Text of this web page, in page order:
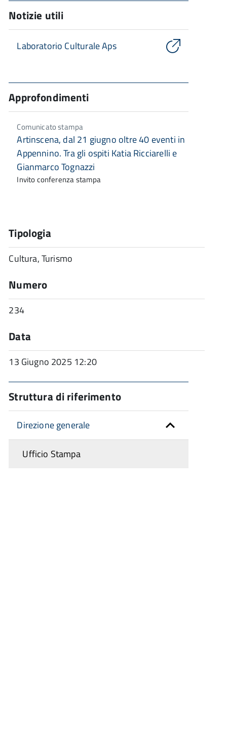
Notizie utili
Laboratorio Culturale Aps
Approfondimenti
Comunicato stampa
Artinscena, dal 21 giugno oltre 40 eventi in
Appennino. Tra gli ospiti Katia Ricciarelli e
Gianmarco Tognazzi
Invito conferenza stampa
Tipologia
Cultura, Turismo
Numero
234
Data
13 Giugno 2025 12:20
Struttura di riferimento
Direzione generale
Ufficio Stampa